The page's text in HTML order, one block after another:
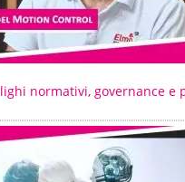
normativi, governance e